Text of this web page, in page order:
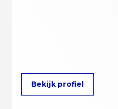
Bekijk profiel